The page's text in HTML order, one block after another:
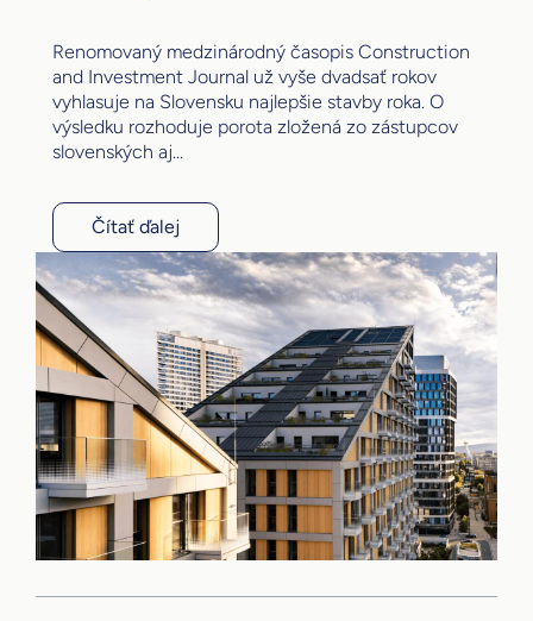
Renomovaný medzinárodný časopis Construction
and Investment Journal už vyše dvadsať rokov
vyhlasuje na Slovensku najlepšie stavby roka. O
výsledku rozhoduje porota zložená zo zástupcov
slovenských aj...
Čítať ďalej